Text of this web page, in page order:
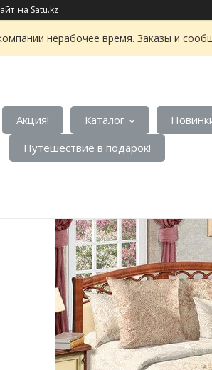
на Satu.kz
нерабочее время. Заказы и
Акция! Каталог
Путешествие в подарок!